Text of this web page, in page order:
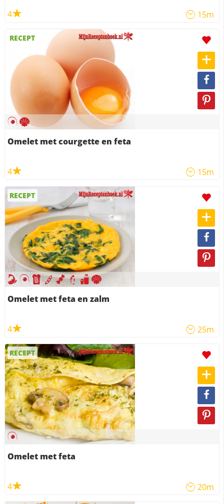
4 15m
RECEPT
Omelet met courgette en feta
4 15m
RECEPT
Omelet met feta en zalm
4 25m
RECEPT
Omelet met feta
4 20m